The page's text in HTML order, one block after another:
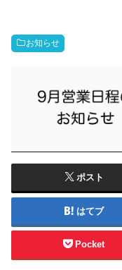
お知らせ
ポスト
はてブ
Pocket